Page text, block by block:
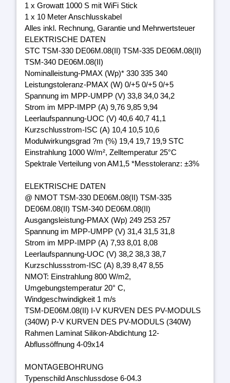
1 x Growatt 1000 S mit WiFi Stick
1 x 10 Meter Anschlusskabel
Alles inkl. Rechnung, Garantie und Mehrwertsteuer
ELEKTRISCHE DATEN
STC TSM-330 DE06M.08(II) TSM-335 DE06M.08(II)
TSM-340 DE06M.08(II)
Nominalleistung-PMAX (Wp)* 330 335 340
Leistungstoleranz-PMAX (W) 0/+5 0/+5 0/+5
Spannung im MPP-UMPP (V) 33,8 34,0 34,2
Strom im MPP-IMPP (A) 9,76 9,85 9,94
Leerlaufspannung-UOC (V) 40,6 40,7 41,1
Kurzschlusstrom-ISC (A) 10,4 10,5 10,6
Modulwirkungsgrad ?m (%) 19,4 19,7 19,9 STC
Einstrahlung 1000 W/m², Zelltemperatur 25°C
Spektrale Verteilung von AM1,5 *Messtoleranz: ±3%
ELEKTRISCHE DATEN
@ NMOT TSM-330 DE06M.08(II) TSM-335
DE06M.08(II) TSM-340 DE06M.08(II)
Ausgangsleistung-PMAX (Wp) 249 253 257
Spannung im MPP-UMPP (V) 31,4 31,5 31,8
Strom im MPP-IMPP (A) 7,93 8,01 8,08
Leerlaufspannung-UOC (V) 38,2 38,3 38,7
Kurzschlussstrom-ISC (A) 8,39 8,47 8,55
NMOT: Einstrahlung 800 W/m2,
Umgebungstemperatur 20° C,
Windgeschwindigkeit 1 m/s
TSM-DE06M.08(II) I-V KURVEN DES PV-MODULS
(340W) P-V KURVEN DES PV-MODULS (340W)
Rahmen Laminat Silikon-Abdichtung 12-
Abflussöffnung 4-09x14
MONTAGEBOHRUNG
Typenschild Anschlussdose 6-04.3